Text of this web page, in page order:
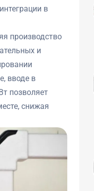
в
производство
и
вводе в
позволяет
снижая